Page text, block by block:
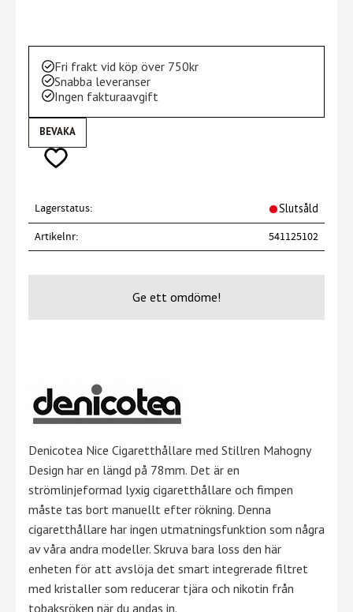
Lägg till i favoriter
Fri frakt vid köp över 750kr
Snabba leveranser
Ingen fakturaavgift
BEVAKA
Lagerstatus
Slutsåld
Artikelnr
541125102
Ge ett omdöme!
Denicotea Nice Cigaretthållare med Stillren Mahogny
Design har en längd på 78mm. Det är en
strömlinjeformad lyxig cigaretthållare och fimpen
måste tas bort manuellt efter rökning. Denna
cigaretthållare har ingen utmatningsfunktion som några
av våra andra modeller. Skruva bara loss den här
enheten för att avslöja det smart integrerade filtret
med kristaller som reducerar tjära och nikotin från
tobaksröken när du andas in.